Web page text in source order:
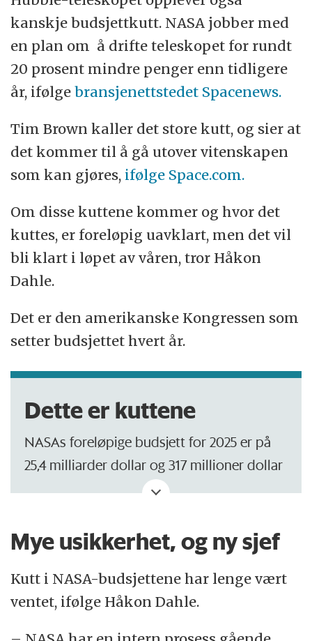
kanskje budsjettkutt. NASA jobber med
en plan om å drifte teleskopet for rundt
20 prosent mindre penger enn tidligere
år, ifølgebransjenettstedet Spacenews.
Tim Brown kaller det store kutt, og sier at
det kommer til å gå utover vitenskapen
som kan gjøres, ifølge Space.com.
Om disse kuttene kommer og hvor det
kuttes, er foreløpig uavklart, men det vil
bli klart i løpet av våren, tror Håkon
Dahle.
Det er den amerikanske Kongressen som
setter budsjettet hvert år.
Dette er kuttene
NASAs foreløpige budsjett for 2025 er på
25,4 milliarder dollar og 317 millioner dollar
er satt av til finansiering av de tre store
Webb og Chandra X-ray Obeservatory.
STScI har planlagt for et Hubble-budsjett
på mellom 83 millioner dollar og 87,8
Mye usikkerhet, og ny sjef
Kutt i NASA-budsjettene har lenge vært
ventet, ifølge Håkon Dahle.